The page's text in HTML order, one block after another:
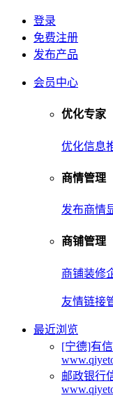
登录
免费注册
发布产品
会员中心
优化专家
优化信息
商情管理
发布商情
商铺管理
商铺装修
友情链接
最近浏览
[宁德]有
邮政银行